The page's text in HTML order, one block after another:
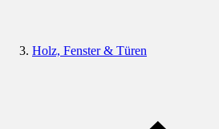
Holz, Fenster & Türen